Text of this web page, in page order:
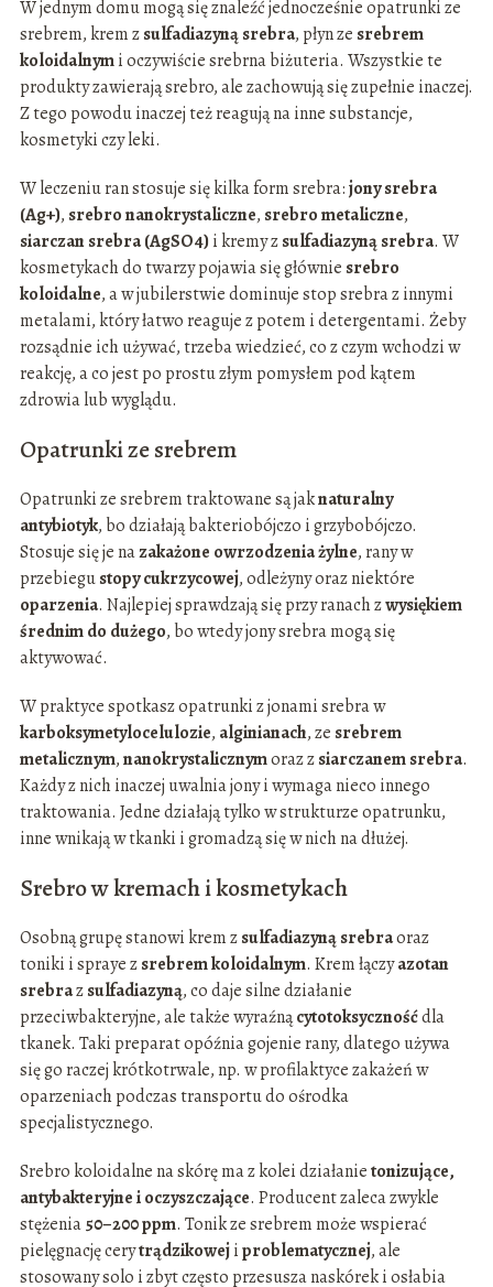
W jednym domu mogą się znaleźć jednocześnie opatrunki ze
srebrem, krem zsulfadiazyną srebra, płyn ze srebrem
koloidalnymi oczywiście srebrna biżuteria. Wszystkie te
produkty zawierają srebro, ale zachowują się zupełnie inaczej.
Z tego powodu inaczej też reagują na inne substancje,
kosmetyki czy leki.
W leczeniu ran stosuje się kilka form srebra:jony srebra
(Ag+), srebro nanokrystaliczne, srebro metaliczne,
siarczan srebra (AgSO4) i kremy zsulfadiazyną srebra. W
kosmetykach do twarzy pojawia się głównie srebro
koloidalne, a w jubilerstwie dominuje stop srebra z innymi
metalami, który łatwo reaguje z potem i detergentami. Żeby
rozsądnie ich używać, trzeba wiedzieć, co z czym wchodzi w
reakcję, a co jest po prostu złym pomysłem pod kątem
zdrowia lub wyglądu.
Opatrunki ze srebrem
Opatrunki ze srebrem traktowane są jaknaturalny
antybiotyk, bo działają bakteriobójczo i grzybobójczo.
Stosuje się je nazakażone owrzodzenia żylne, rany w
przebiegustopy cukrzycowej, odleżyny oraz niektóre
oparzenia. Najlepiej sprawdzają się przy ranach zwysiękiem
średnim do dużego, bo wtedy jony srebra mogą się
aktywować.
W praktyce spotkasz opatrunki z jonami srebra w
karboksymetylocelulozie, alginianach, ze srebrem
metalicznym,nanokrystalicznymoraz zsiarczanem srebra.
Każdy z nich inaczej uwalnia jony i wymaga nieco innego
traktowania. Jedne działają tylko w strukturze opatrunku,
inne wnikają w tkanki i gromadzą się w nich na dłużej.
Srebro w kremach i kosmetykach
Osobną grupę stanowi krem zsulfadiazyną srebraoraz
toniki i spraye zsrebrem koloidalnym. Krem łączyazotan
srebrazsulfadiazyną, co daje silne działanie
przeciwbakteryjne, ale także wyraźnącytotoksycznośćdla
tkanek. Taki preparat opóźnia gojenie rany, dlatego używa
się go raczej krótkotrwale, np. w profilaktyce zakażeń w
oparzeniach podczas transportu do ośrodka
specjalistycznego.
Srebro koloidalne na skórę ma z kolei działanietonizujące,
antybakteryjne i oczyszczające. Producent zaleca zwykle
stężenia50–200 ppm. Tonik ze srebrem może wspierać
pielęgnację cerytrądzikowejiproblematycznej, ale
stosowany solo i zbyt często przesusza naskórek i osłabia